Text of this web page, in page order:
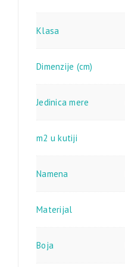
Klasa
Dimenzije (cm)
Jedinica mere
m2 u kutiji
Namena
Materijal
Boja